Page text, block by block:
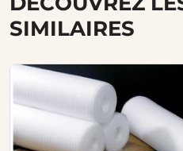
SIMILAIRES